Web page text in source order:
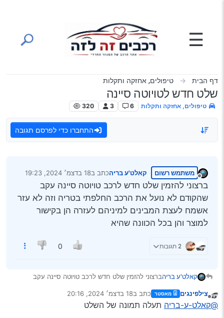
☰
דף הבית טיפולים, אחזקה ותקלות
שלט חדש לטויוטה סיינה
טיפולים, אחזקה ותקלות 6
3
320
התחברו כדי לפרסם תגובה
מנותק
משתמש רשום קאלט'ע בריהכתב ב18 בדצמ׳ 2024, 19:23
נערך לאחרונה על ידי
ברצוני להזמין שלט חדש לרכב טויוטה סיינה עקב
שהקודם לא נועל את הרכב החלפתי בטריה וזה לא עזר
אשמח לעצת המבינים למיניהם לעזרה הן בקישור
למוצר והן בכל הכוונה שהיא
2 תגובות 0
קאלט'ע בריהברצוני להזמין שלט חדש לרכב טויוטה סיינה עקב
אשמח לעצת המבינים למיניהם לעזרה הן בקישור למוצר
והן בכל הכוונה שהיא
מנותק
צילפינגים מאסטר כתב ב18 בדצמ׳ 2024, 20:16
נערך לאחרונה על ידי
@קאלט-ע-בריה תעלה תמונה של השלט